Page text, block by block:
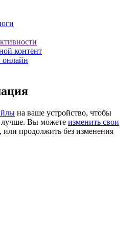
контент
онлайн
на ваше устройство, чтобы
лучше. Вы можете изменить свои
, или продолжить без изменения